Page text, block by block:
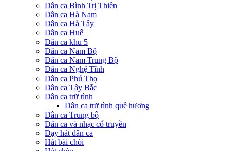
Dân ca Bình Trị Thiên
Dân ca Hà Nam
Dân ca Hà Tây
Dân ca Huế
Dân ca khu 5
Dân ca Nam Bộ
Dân ca Nam Trung Bộ
Dân ca Nghệ Tĩnh
Dân ca Phú Thọ
Dân ca Tây Bắc
Dân ca trữ tình
Dân ca trữ tình quê hương
Dân ca Trung bộ
Dân ca và nhạc cổ truyền
Dạy hát dân ca
Hát bài chòi